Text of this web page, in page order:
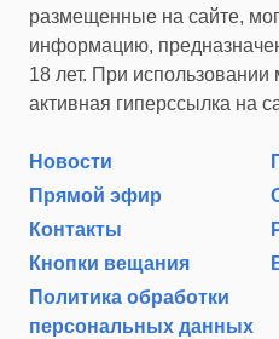
размещенные на сайте,
информацию,
18 лет. При использовании
активная гиперссылка на
Новости
Прямой эфир
Контакты
Кнопки вещания
Политика обработки
персональных данных